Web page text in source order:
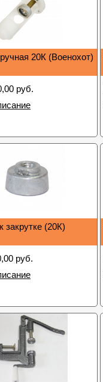
20К (Военохот)
руб.
закрутке (20К)
руб.